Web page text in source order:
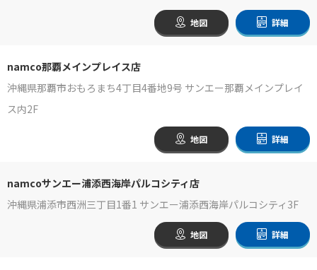
地図 詳細
namco那覇メインプレイス店
沖縄県那覇市おもろまち4丁目4番地9号 サンエー那覇メインプレイ
ス内2F
地図 詳細
namcoサンエー浦添西海岸パルコシティ店
沖縄県浦添市西洲三丁目1番1 サンエー浦添西海岸パルコシティ3F
地図 詳細